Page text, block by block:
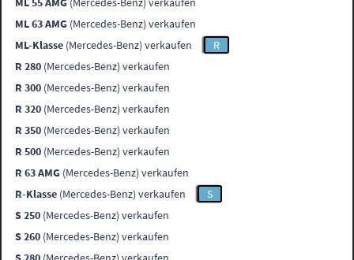
ML 63 AMG (Mercedes-Benz) verkaufen
ML-Klasse (Mercedes-Benz) verkaufen
R
R 280 (Mercedes-Benz) verkaufen
R 300 (Mercedes-Benz) verkaufen
R 320 (Mercedes-Benz) verkaufen
R 350 (Mercedes-Benz) verkaufen
R 500 (Mercedes-Benz) verkaufen
R 63 AMG (Mercedes-Benz) verkaufen
R-Klasse (Mercedes-Benz) verkaufen
S
S 250 (Mercedes-Benz) verkaufen
S 260 (Mercedes-Benz) verkaufen